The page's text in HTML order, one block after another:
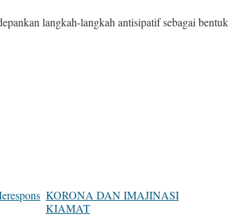
langkah-langkah antisipatif sebagai bentuk
KORONA DAN IMAJINASI
KIAMAT